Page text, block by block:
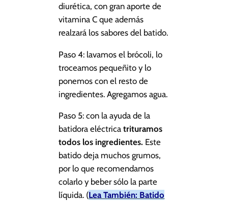
diurética, con gran aporte de
vitamina C que además
realzará los sabores del batido.
Paso 4: lavamos el brócoli, lo
troceamos pequeñito y lo
ponemos con el resto de
ingredientes. Agregamos agua.
Paso 5: con la ayuda de la
batidora eléctrica trituramos
todos los ingredientes. Este
batido deja muchos grumos,
por lo que recomendamos
colarlo y beber sólo la parte
líquida. (Lea También: Batido